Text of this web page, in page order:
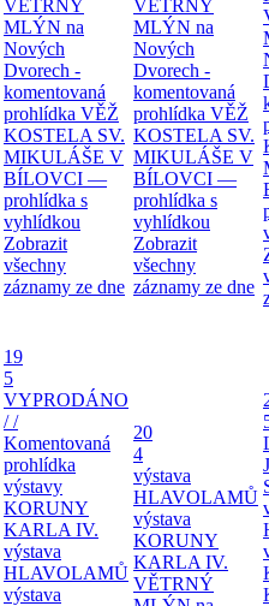
VĚTRNÝ
MLÝN na
Nových
Dvorech -
komentovaná
prohlídka VĚŽ
KOSTELA SV.
MIKULÁŠE V
BÍLOVCI —
prohlídka s
vyhlídkou
Zobrazit
všechny
záznamy ze dne
VĚTRNÝ
MLÝN na
Nových
Dvorech -
komentovaná
prohlídka VĚŽ
KOSTELA SV.
MIKULÁŠE V
BÍLOVCI —
prohlídka s
vyhlídkou
Zobrazit
všechny
záznamy ze dne
19
5
VYPRODÁNO
/ /
Komentovaná
prohlídka
výstavy
KORUNY
KARLA IV.
výstava
HLAVOLAMŮ
výstava
20
4
výstava
HLAVOLAMŮ
výstava
KORUNY
KARLA IV.
VĚTRNÝ